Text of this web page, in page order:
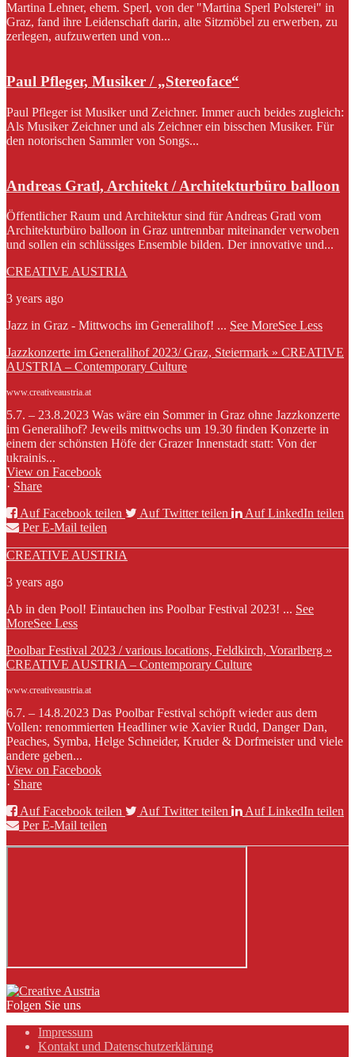
Martina Lehner, ehem. Sperl, von der "Martina Sperl Polsterei" in
Graz, fand ihre Leidenschaft darin, alte Sitzmöbel zu erwerben, zu
zerlegen, aufzuwerten und von...
Paul Pfleger, Musiker / „Stereoface“
Paul Pfleger ist Musiker und Zeichner. Immer auch beides zugleich:
Als Musiker Zeichner und als Zeichner ein bisschen Musiker. Für
den notorischen Sammler von Songs...
Andreas Gratl, Architekt / Architekturbüro balloon
Öffentlicher Raum und Architektur sind für Andreas Gratl vom
Architekturbüro balloon in Graz untrennbar miteinander verwoben
und sollen ein schlüssiges Ensemble bilden. Der innovative und...
CREATIVE AUSTRIA
3 years ago
Jazz in Graz - Mittwochs im Generalihof! ... See MoreSee Less
Jazzkonzerte im Generalihof 2023/ Graz, Steiermark » CREATIVE
AUSTRIA – Contemporary Culture
www.creativeaustria.at
5.7. – 23.8.2023 Was wäre ein Sommer in Graz ohne Jazzkonzerte
im Generalihof? Jeweils mittwochs um 19.30 finden Konzerte in
einem der schönsten Höfe der Grazer Innenstadt statt: Von der
ukrainis...
View on Facebook
· Share
Auf Facebook teilen
Auf Twitter teilen
Auf LinkedIn teilen
Per E-Mail teilen
CREATIVE AUSTRIA
3 years ago
Ab in den Pool! Eintauchen ins Poolbar Festival 2023! ... See
MoreSee Less
Poolbar Festival 2023 / various locations, Feldkirch, Vorarlberg »
CREATIVE AUSTRIA – Contemporary Culture
www.creativeaustria.at
6.7. – 14.8.2023 Das Poolbar Festival schöpft wieder aus dem
Vollen: renommierten Headliner wie Xavier Rudd, Danger Dan,
Peaches, Symba, Helge Schneider, Kruder & Dorfmeister und viele
andere geben...
View on Facebook
· Share
Auf Facebook teilen
Auf Twitter teilen
Auf LinkedIn teilen
Per E-Mail teilen
Folgen Sie uns
Impressum
Kontakt und Datenschutzerklärung